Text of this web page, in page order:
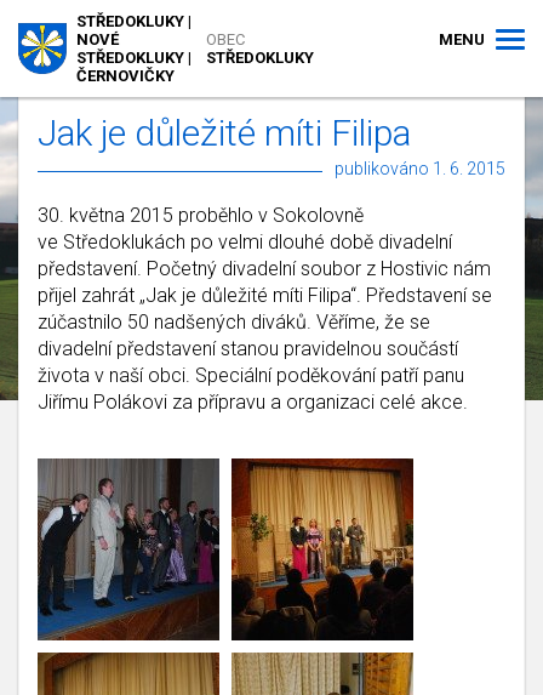
OBEC
STŘEDOKLUKY
STŘEDOKLUKY |
NOVÉ
STŘEDOKLUKY |
ČERNOVIČKY
MENU
Jak je důležité míti Filipa
publikováno 1. 6. 2015
30. května 2015 proběhlo v Sokolovně
ve Středoklukách po velmi dlouhé době divadelní
představení. Početný divadelní soubor z Hostivic nám
přijel zahrát „Jak je důležité míti Filipa“. Představení se
zúčastnilo 50 nadšených diváků. Věříme, že se
divadelní představení stanou pravidelnou součástí
života v naší obci. Speciální poděkování patří panu
Jiřímu Polákovi za přípravu a organizaci celé akce.